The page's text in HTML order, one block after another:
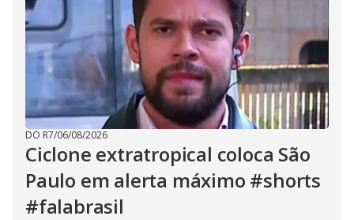
DO R7/06/08/2026
Ciclone extratropical coloca São
Paulo em alerta máximo #shorts
#falabrasil